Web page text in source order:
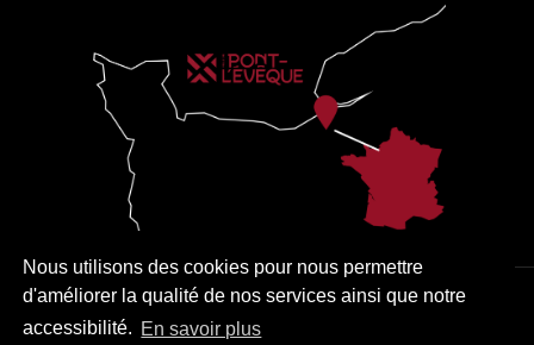
Nous utilisons des cookies pour nous permettre
d'améliorer la qualité de nos services ainsi que notre
accessibilité. En savoir plus
PLAN DU SITE MENTIONS LÉGALES ACCESSIBILITÉ